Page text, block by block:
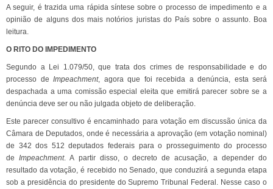
A seguir, é trazida uma rápida síntese sobre o processo de impedimento e a
opinião de alguns dos mais notórios juristas do País sobre o assunto. Boa
leitura.
O RITO DO IMPEDIMENTO
Segundo a Lei 1.079/50, que trata dos crimes de responsabilidade e do
processo de Impeachment, agora que foi recebida a denúncia, esta será
despachada a uma comissão especial eleita que emitirá parecer sobre se a
denúncia deve ser ou não julgada objeto de deliberação.
Este parecer consultivo é encaminhado para votação em discussão única da
Câmara de Deputados, onde é necessária a aprovação (em votação nominal)
de 342 dos 512 deputados federais para o prosseguimento do processo
de Impeachment. A partir disso, o decreto de acusação, a depender do
resultado da votação, é recebido no Senado, que conduzirá a segunda etapa
sob a presidência do presidente do Supremo Tribunal Federal. Nesse caso o